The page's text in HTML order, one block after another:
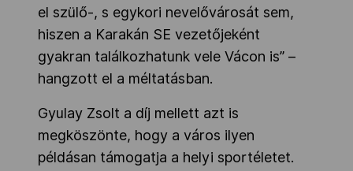
el szülő-, s egykori nevelővárosát sem,
hiszen a Karakán SE vezetőjeként
gyakran találkozhatunk vele Vácon is” –
hangzott el a méltatásban.
Gyulay Zsolt a díj mellett azt is
megköszönte, hogy a város ilyen
példásan támogatja a helyi sportéletet.